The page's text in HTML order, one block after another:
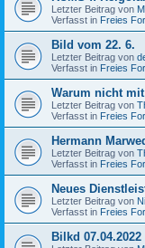
Letzter Beitrag von
Verfasst in Freies
Bild vom 22. 6.
Letzter Beitrag von
Verfasst in Freies
Warum nicht mit
Letzter Beitrag von
Verfasst in Freies
Hermann
Letzter Beitrag von
Verfasst in Freies
Neues
Letzter Beitrag von
Verfasst in Freies
Bilkd 07.04.2022